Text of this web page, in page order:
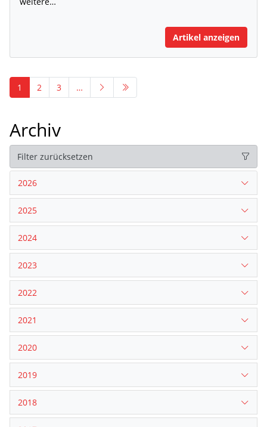
Artikel anzeigen
1 2 3 …
Archiv
Filter zurücksetzen
2026
2025
2024
2023
2022
2021
2020
2019
2018